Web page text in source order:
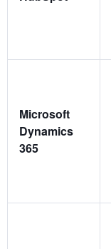
Microsoft
Dynamics
365